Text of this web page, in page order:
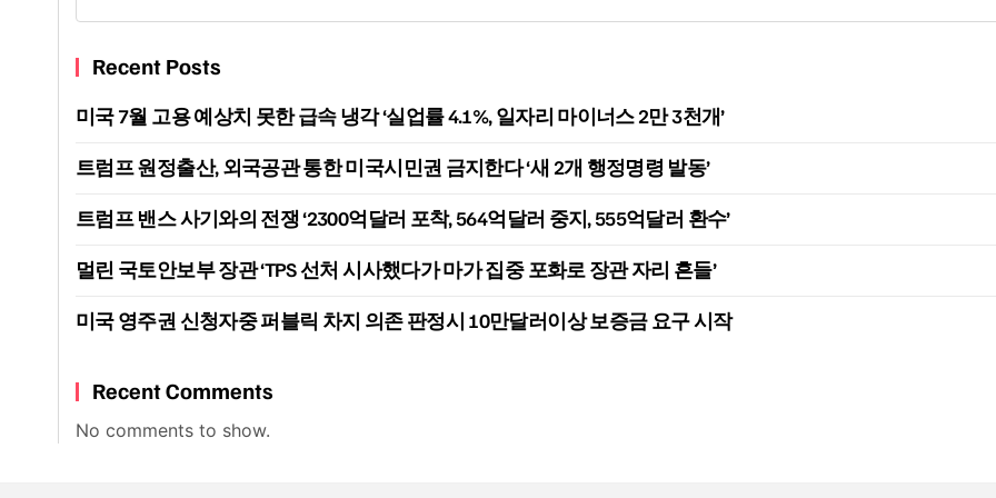
Recent Posts
미국 7월 고용 예상치 못한 급속 냉각 ‘실업률 4.1%, 일자리 마이너스 2만 3천개’
트럼프 원정출산, 외국공관 통한 미국시민권 금지한다 ‘새 2개 행정명령 발동’
트럼프 밴스 사기와의 전쟁 ‘2300억달러 포착, 564억달러 중지, 555억달러 환수’
멀린 국토안보부 장관 ‘TPS 선처 시사했다가 마가 집중 포화로 장관 자리 흔들’
미국 영주권 신청자중 퍼블릭 차지 의존 판정시 10만달러이상 보증금 요구 시작
Recent Comments
No comments to show.